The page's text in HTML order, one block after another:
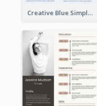
Creative Blue Simple Resume